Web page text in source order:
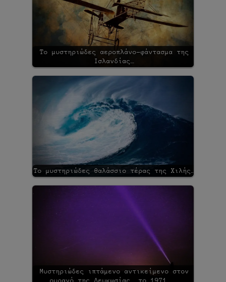
Το μυστηριώδες αεροπλάνο-φάντασμα της
Ισλανδίας…
Το μυστηριώδες θαλάσσιο τέρας της Χιλής…
Μυστηριώδες ιπτάμενο αντικείμενο στον
ουρανό της Λευκωσίας, το 1971...